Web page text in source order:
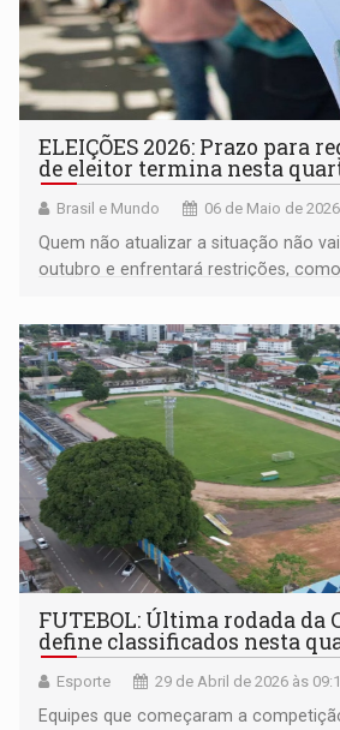
ELEIÇÕES 2026: Prazo para
de eleitor termina nesta
Brasil e Mundo 06 de Maio de
Quem não atualizar a situação não
outubro e enfrentará restrições,
FUTEBOL: Última rodada da
define classificados nesta
Esporte 29 de Abril de 2026 às
Equipes que começaram a